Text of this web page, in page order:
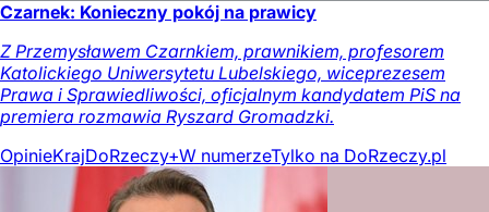
Czarnek: Konieczny pokój na prawicy
Z Przemysławem Czarnkiem, prawnikiem, profesorem
Katolickiego Uniwersytetu Lubelskiego, wiceprezesem
Prawa i Sprawiedliwości, oficjalnym kandydatem PiS na
premiera rozmawia Ryszard Gromadzki.
OpinieKrajDoRzeczy+W numerzeTylko na DoRzeczy.pl